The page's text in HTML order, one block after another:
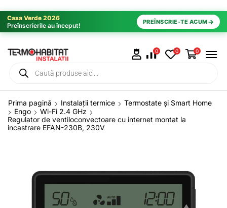
Casa Verde 2026
Preînscrierile au început!
PREÎNSCRIE-TE ACUM→
0 0 0
Prima pagină Instalații termice
Termostate și Smart Home
Engo
Wi-Fi 2.4 GHz
Regulator de ventiloconvectoare cu internet montat la
incastrare EFAN-230B, 230V